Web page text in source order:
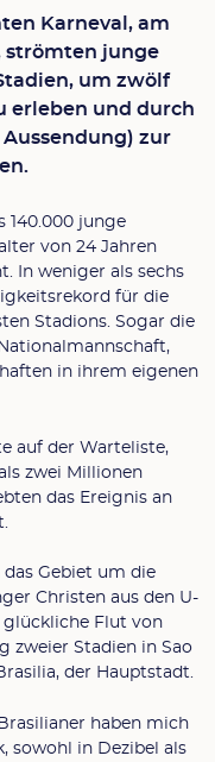
Karneval, am
strömten junge
um zwölf
erleben und durch
Aussendung) zur
140.000 junge
von 24 Jahren
In weniger als sechs
für die
Stadions. Sogar die
in ihrem eigenen
auf der Warteliste,
zwei Millionen
das Ereignis an
Gebiet um die
Christen aus den U-
glückliche Flut von
zweier Stadien in Sao
der Hauptstadt.
haben mich
sowohl in Dezibel als